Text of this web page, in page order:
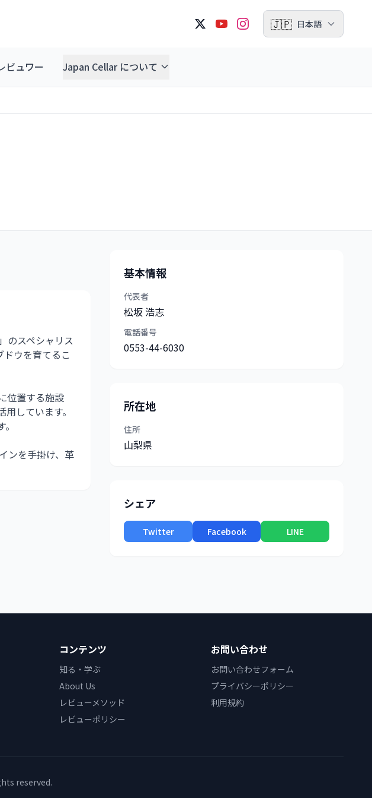
🇯🇵 日本語
ビュワー Japan Cellar について
のスペシャリス
ドウを育てるこ
位置する施設
しています。
ンを手掛け、革
基本情報
代表者
松坂 浩志
電話番号
0553-44-6030
所在地
住所
山梨県
シェア
Twitter Facebook LINE
コンテンツ
知る・学ぶ
About Us
レビューメソッド
レビューポリシー
お問い合わせ
お問い合わせフォーム
プライバシーポリシー
利用規約
reserved.